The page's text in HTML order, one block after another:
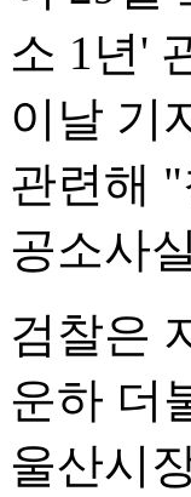
소 1년'
이날 기
관련해
공소사
검찰은
운하 더
울산시